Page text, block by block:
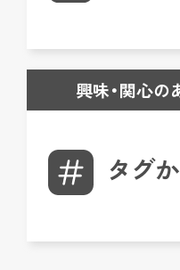
興味・関心
タグ